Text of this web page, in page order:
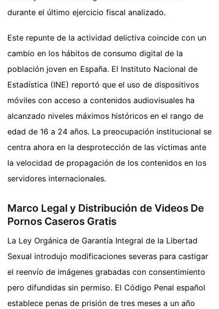
durante el último ejercicio fiscal analizado.
Este repunte de la actividad delictiva coincide con un
cambio en los hábitos de consumo digital de la
población joven en España. El Instituto Nacional de
Estadística (INE) reportó que el uso de dispositivos
móviles con acceso a contenidos audiovisuales ha
alcanzado niveles máximos históricos en el rango de
edad de 16 a 24 años. La preocupación institucional se
centra ahora en la desprotección de las víctimas ante
la velocidad de propagación de los contenidos en los
servidores internacionales.
Marco Legal y Distribución de Videos De
Pornos Caseros Gratis
La Ley Orgánica de Garantía Integral de la Libertad
Sexual introdujo modificaciones severas para castigar
el reenvío de imágenes grabadas con consentimiento
pero difundidas sin permiso. El Código Penal español
establece penas de prisión de tres meses a un año